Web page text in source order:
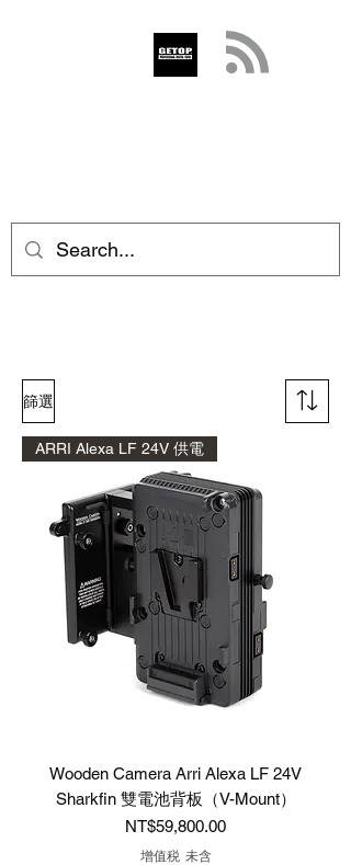
篩選
ARRI Alexa LF 24V 供電
Wooden Camera Arri Alexa LF 24V
Sharkfin 雙電池背板（V-Mount）
價格
NT$59,800.00
增值税 未含